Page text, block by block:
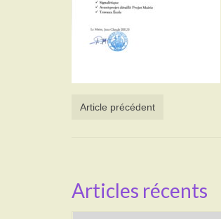
Article précédent
Articles récents